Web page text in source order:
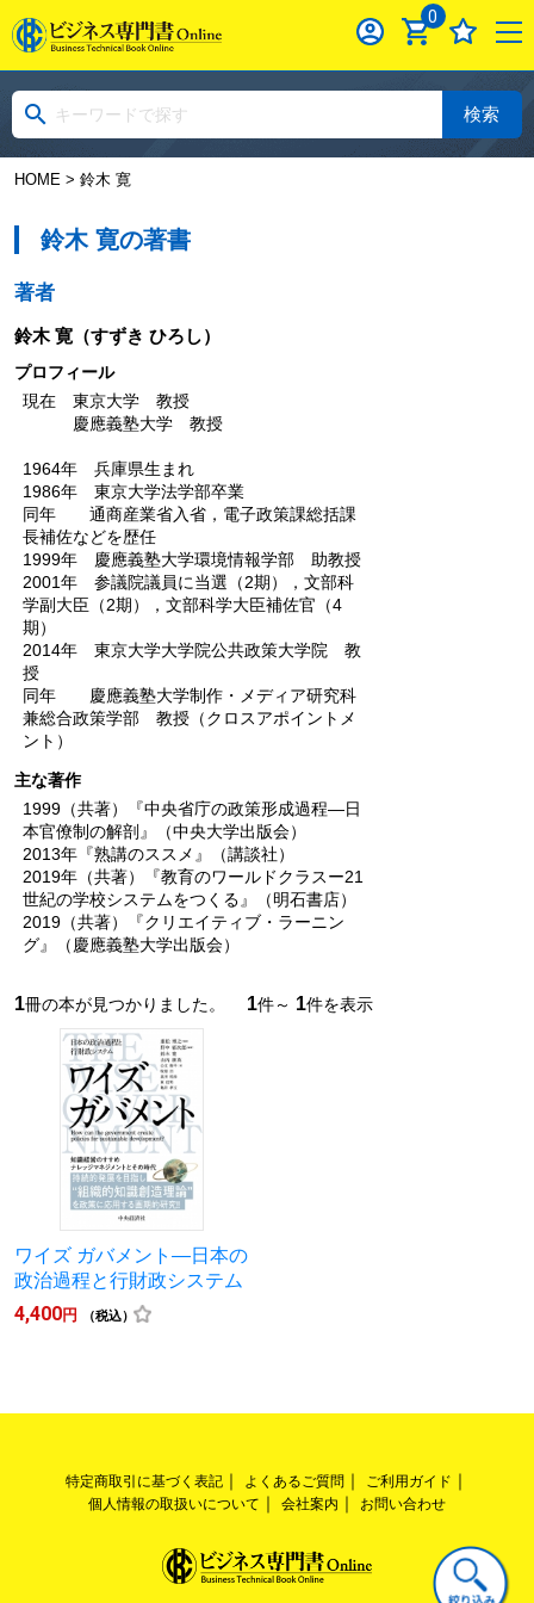
0
検索
HOME> 鈴木 寛
鈴木 寛の著書
著者
鈴木 寛（すずき ひろし）
プロフィール
現在 東京大学 教授
慶應義塾大学 教授
1964年 兵庫県生まれ
1986年 東京大学法学部卒業
同年 通商産業省入省，電子政策課総括課
長補佐などを歴任
1999年 慶應義塾大学環境情報学部 助教授
2001年 参議院議員に当選（2期），文部科
学副大臣（2期），文部科学大臣補佐官（4
期）
2014年 東京大学大学院公共政策大学院 教
授
同年 慶應義塾大学制作・メディア研究科
兼総合政策学部 教授（クロスアポイントメ
ント）
主な著作
1999（共著）『中央省庁の政策形成過程―日
本官僚制の解剖』（中央大学出版会）
2013年『熟講のススメ』（講談社）
2019年（共著）『教育のワールドクラスー21
世紀の学校システムをつくる』（明石書店）
2019（共著）『クリエイティブ・ラーニン
グ』（慶應義塾大学出版会）
1冊の本が見つかりました。 1件～ 1件を表示
ワイズ ガバメント―日本の
政治過程と行財政システム
4,400円 （税込）
特定商取引に基づく表記 よくあるご質問
ご利用ガイド
個人情報の取扱いについて
会社案内 お問い合わせ